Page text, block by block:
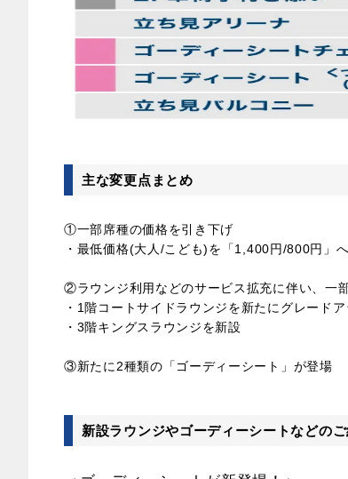
主な変更点まとめ
①一部席種の価格を引き下げ
・最低価格(大人/こども)を「1,400円/800円」
②ラウンジ利用などのサービス拡充に伴い、一
・1階コートサイドラウンジを新たにグレード
・3階キングスラウンジを新設
③新たに2種類の「ゴーディーシート」が登場
新設ラウンジやゴーディーシートなどの